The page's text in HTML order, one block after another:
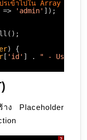
รเข้าไปใน Array
=> 'admin' ]);
) {
[ 'id' ] .
" -
ง Placeholder